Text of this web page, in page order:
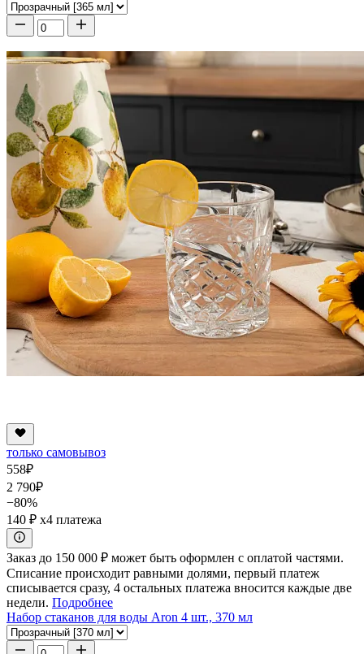
только самовывоз
558₽
2 790₽
−80%
140 ₽ x4 платежа
Заказ до 150 000 ₽ может быть оформлен с оплатой частями.
Списание происходит равными долями, первый платеж
списывается сразу, 4 остальных платежа вносится каждые две
недели. Подробнее
Набор стаканов для воды Aron 4 шт., 370 мл